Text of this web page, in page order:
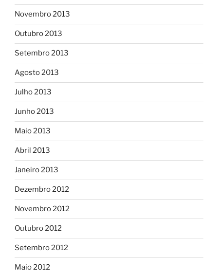
Novembro 2013
Outubro 2013
Setembro 2013
Agosto 2013
Julho 2013
Junho 2013
Maio 2013
Abril 2013
Janeiro 2013
Dezembro 2012
Novembro 2012
Outubro 2012
Setembro 2012
Maio 2012